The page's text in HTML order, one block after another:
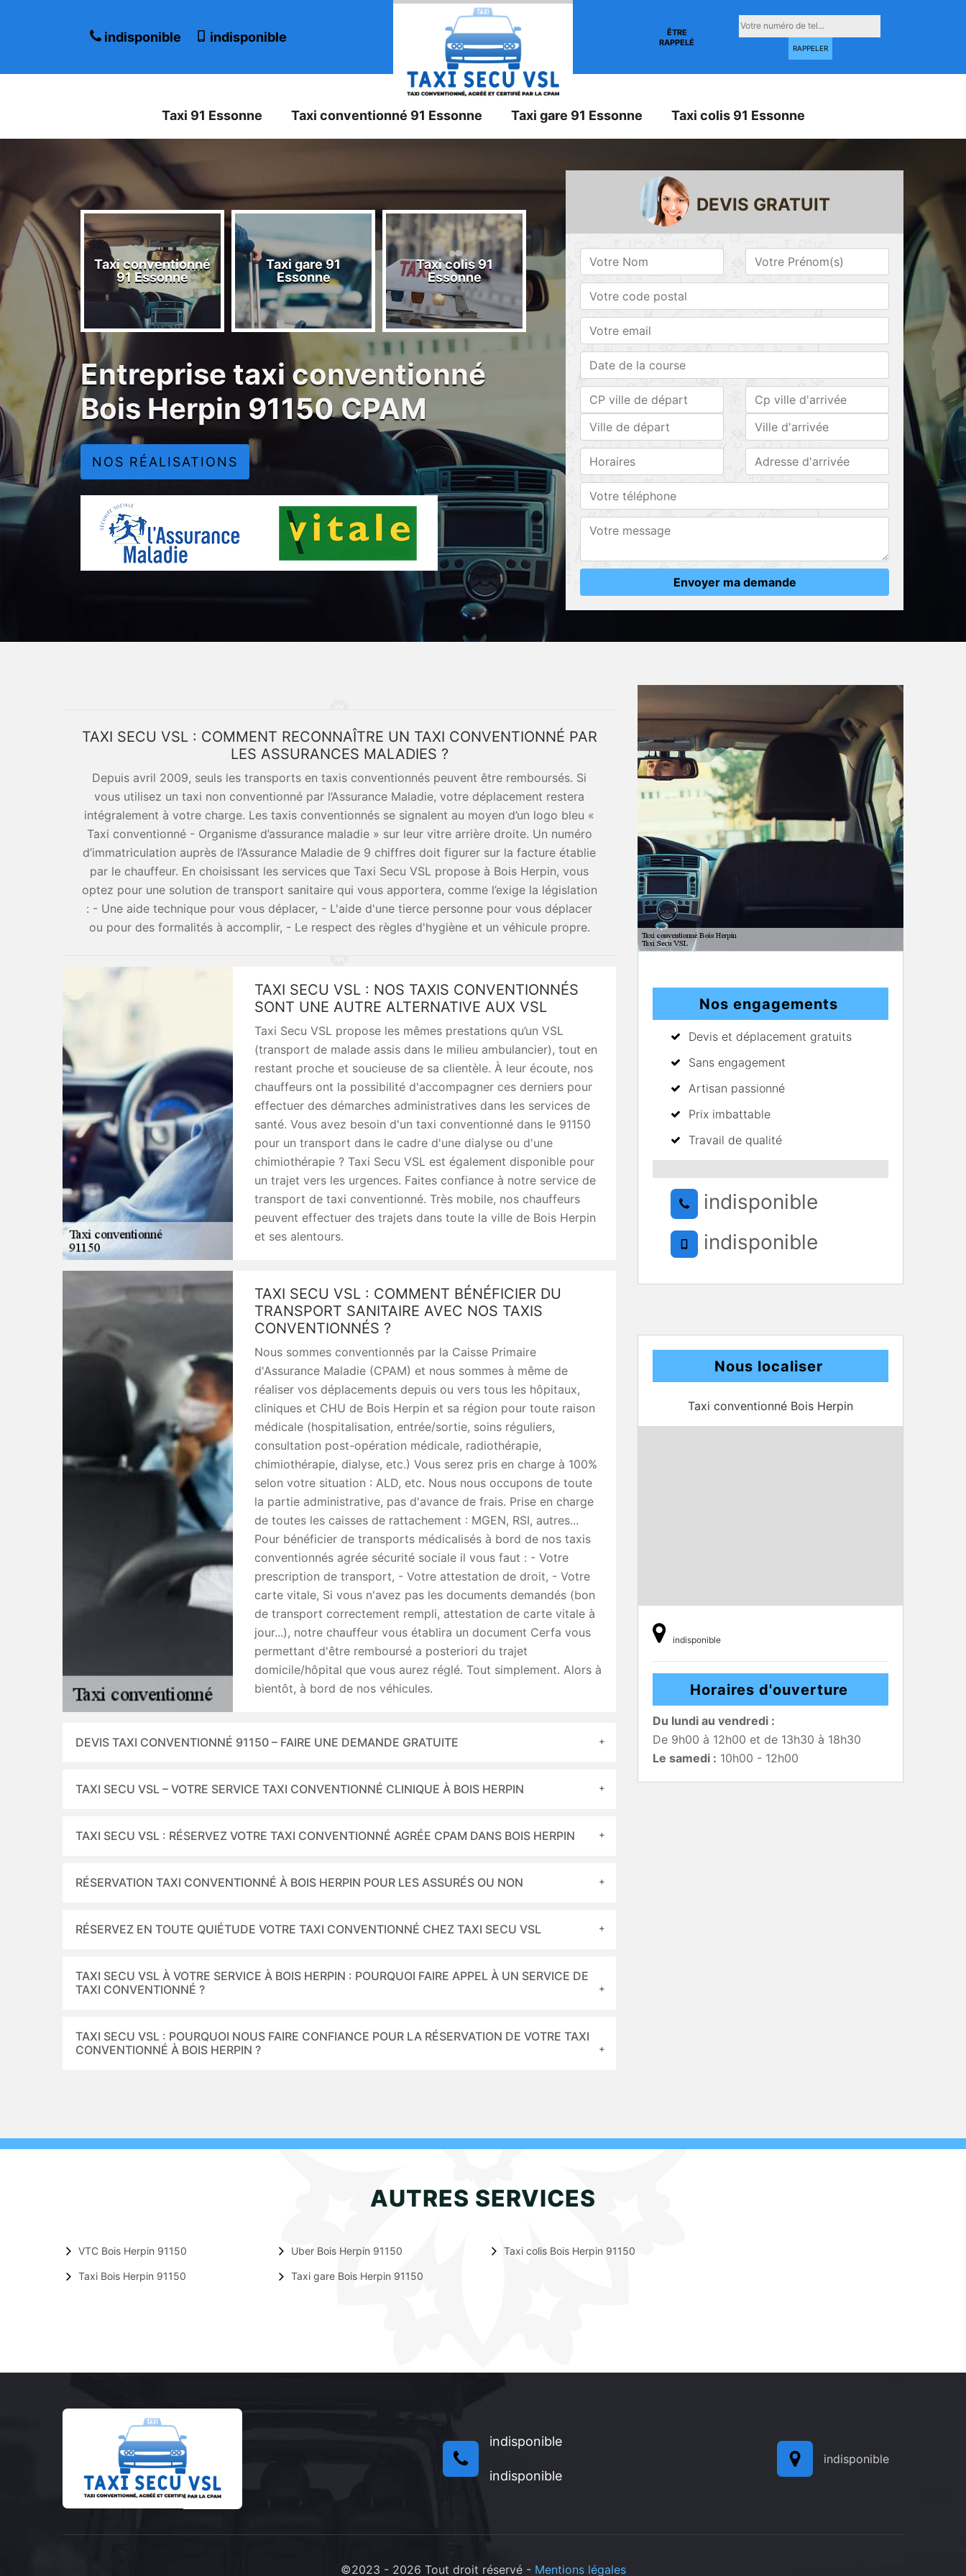
indisponible indisponible
ÊTRE
RAPPELÉ
Taxi 91 Essonne Taxi conventionné 91 Essonne Taxi gare 91 Essonne Taxi colis 91 Essonne
Taxi conventionné
91 Essonne
Taxi gare 91
Essonne
Taxi colis 91
Essonne
Taxi 91 Essonne
Taxi conventionné
91 Essonne
Taxi gare 91
Essonne
Entreprise taxi conventionné
Bois Herpin 91150 CPAM
NOS RÉALISATIONS
DEVIS GRATUIT
TAXI SECU VSL : COMMENT RECONNAÎTRE UN TAXI CONVENTIONNÉ PAR
LES ASSURANCES MALADIES ?
Depuis avril 2009, seuls les transports en taxis conventionnés peuvent être remboursés. Si
vous utilisez un taxi non conventionné par l’Assurance Maladie, votre déplacement restera
intégralement à votre charge. Les taxis conventionnés se signalent au moyen d’un logo bleu «
Taxi conventionné - Organisme d’assurance maladie » sur leur vitre arrière droite. Un numéro
d’immatriculation auprès de l’Assurance Maladie de 9 chiffres doit figurer sur la facture établie
par le chauffeur. En choisissant les services que Taxi Secu VSL propose à Bois Herpin, vous
optez pour une solution de transport sanitaire qui vous apportera, comme l’exige la législation
: - Une aide technique pour vous déplacer, - L'aide d'une tierce personne pour vous déplacer
ou pour des formalités à accomplir, - Le respect des règles d'hygiène et un véhicule propre.
TAXI SECU VSL : NOS TAXIS CONVENTIONNÉS
SONT UNE AUTRE ALTERNATIVE AUX VSL
Taxi Secu VSL propose les mêmes prestations qu’un VSL
(transport de malade assis dans le milieu ambulancier), tout en
restant proche et soucieuse de sa clientèle. À leur écoute, nos
chauffeurs ont la possibilité d'accompagner ces derniers pour
effectuer des démarches administratives dans les services de
santé. Vous avez besoin d'un taxi conventionné dans le 91150
pour un transport dans le cadre d'une dialyse ou d'une
chimiothérapie ? Taxi Secu VSL est également disponible pour
un trajet vers les urgences. Faites confiance à notre service de
transport de taxi conventionné. Très mobile, nos chauffeurs
peuvent effectuer des trajets dans toute la ville de Bois Herpin
et ses alentours.
TAXI SECU VSL : COMMENT BÉNÉFICIER DU
TRANSPORT SANITAIRE AVEC NOS TAXIS
CONVENTIONNÉS ?
Nous sommes conventionnés par la Caisse Primaire
d'Assurance Maladie (CPAM) et nous sommes à même de
réaliser vos déplacements depuis ou vers tous les hôpitaux,
cliniques et CHU de Bois Herpin et sa région pour toute raison
médicale (hospitalisation, entrée/sortie, soins réguliers,
consultation post-opération médicale, radiothérapie,
chimiothérapie, dialyse, etc.) Vous serez pris en charge à 100%
selon votre situation : ALD, etc. Nous nous occupons de toute
la partie administrative, pas d'avance de frais. Prise en charge
de toutes les caisses de rattachement : MGEN, RSI, autres...
Pour bénéficier de transports médicalisés à bord de nos taxis
conventionnés agrée sécurité sociale il vous faut : - Votre
prescription de transport, - Votre attestation de droit, - Votre
carte vitale, Si vous n'avez pas les documents demandés (bon
de transport correctement rempli, attestation de carte vitale à
jour...), notre chauffeur vous établira un document Cerfa vous
permettant d'être remboursé a posteriori du trajet
domicile/hôpital que vous aurez réglé. Tout simplement. Alors à
bientôt, à bord de nos véhicules.
DEVIS TAXI CONVENTIONNÉ 91150 – FAIRE UNE DEMANDE GRATUITE
TAXI SECU VSL – VOTRE SERVICE TAXI CONVENTIONNÉ CLINIQUE À BOIS HERPIN
TAXI SECU VSL : RÉSERVEZ VOTRE TAXI CONVENTIONNÉ AGRÉE CPAM DANS BOIS HERPIN
RÉSERVATION TAXI CONVENTIONNÉ À BOIS HERPIN POUR LES ASSURÉS OU NON
RÉSERVEZ EN TOUTE QUIÉTUDE VOTRE TAXI CONVENTIONNÉ CHEZ TAXI SECU VSL
TAXI SECU VSL À VOTRE SERVICE À BOIS HERPIN : POURQUOI FAIRE APPEL À UN SERVICE DE
TAXI CONVENTIONNÉ ?
TAXI SECU VSL : POURQUOI NOUS FAIRE CONFIANCE POUR LA RÉSERVATION DE VOTRE TAXI
CONVENTIONNÉ À BOIS HERPIN ?
Nos engagements
Devis et déplacement gratuits
Sans engagement
Artisan passionné
Prix imbattable
Travail de qualité
indisponible
indisponible
Nous localiser
Taxi conventionné Bois Herpin
indisponible
Horaires d'ouverture
Du lundi au vendredi :
De 9h00 à 12h00 et de 13h30 à 18h30
Le samedi : 10h00 - 12h00
AUTRES SERVICES
VTC Bois Herpin 91150
Taxi Bois Herpin 91150
Uber Bois Herpin 91150
Taxi gare Bois Herpin 91150
Taxi colis Bois Herpin 91150
indisponible
indisponible
indisponible
©2023 - 2026 Tout droit réservé - Mentions légales